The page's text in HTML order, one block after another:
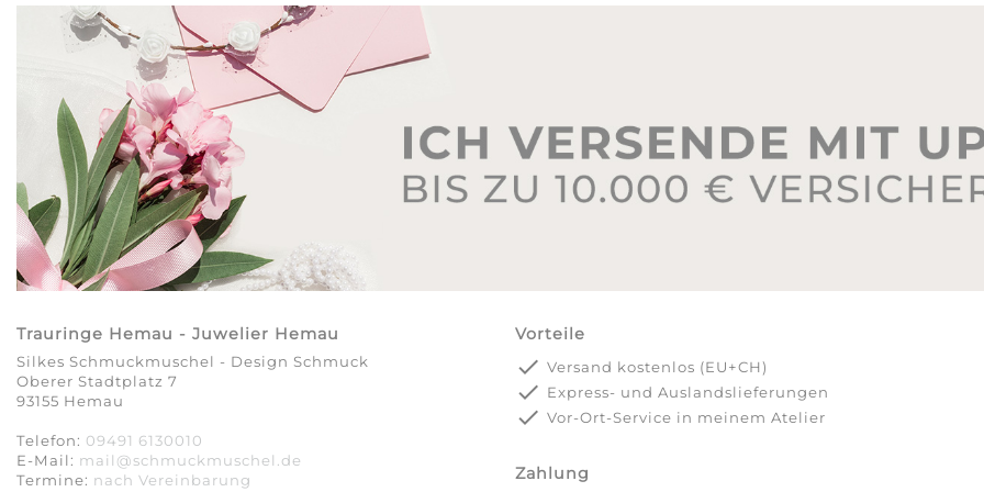
Trauringe Hemau - Juwelier Hemau
Silkes Schmuckmuschel - Design Schmuck
Oberer Stadtplatz 7
93155 Hemau
Telefon: 09491 6130010
E-Mail: mail@schmuckmuschel.de
Termine: nach Vereinbarung​​​​​​​
Vorteile
done Versand kostenlos (EU+CH)
done Express- und Auslandslieferungen
done Vor-Ort-Service in meinem Atelier
Zahlung